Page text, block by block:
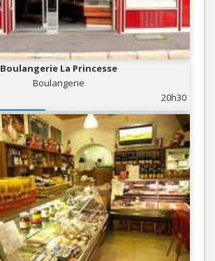
Boulangerie La Princesse
Boulangerie
20h30